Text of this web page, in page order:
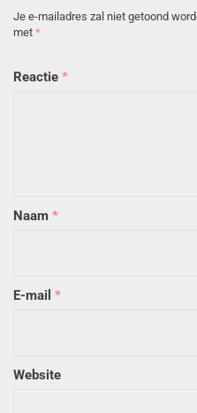
Je e-mailadres zal niet getoond
met *
Reactie *
Naam *
E-mail *
Website